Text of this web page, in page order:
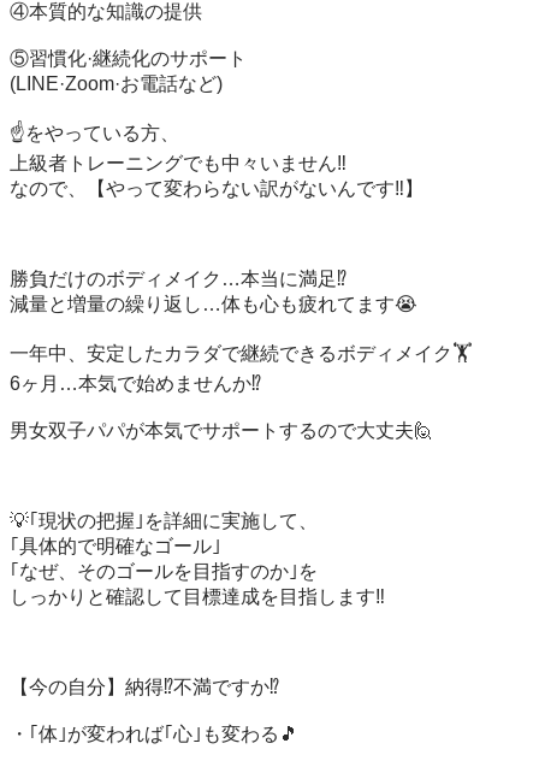
④本質的な知識の提供
⑤習慣化·継続化のサポート
(LINE·Zoom·お電話など)
☝️をやっている方、
上級者トレーニングでも中々いません‼️
なので、【やって変わらない訳がないんです‼️】
勝負だけのボディメイク…本当に満足⁉️
減量と増量の繰り返し…体も心も疲れてます😭
一年中、安定したカラダで継続できるボディメイク🏋️
6ヶ月…本気で始めませんか⁉️
男女双子パパが本気でサポートするので大丈夫🙋
💡｢現状の把握｣を詳細に実施して、
｢具体的で明確なゴール｣
｢なぜ、そのゴールを目指すのか｣を
しっかりと確認して目標達成を目指します‼️
【今の自分】納得⁉️不満ですか⁉️
・｢体｣が変われば｢心｣も変わる🎵